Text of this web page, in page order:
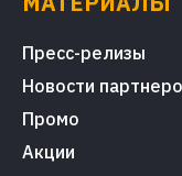
Пресс-релизы
Новости
Промо
Акции